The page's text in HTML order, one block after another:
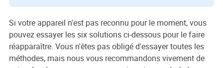
Si votre appareil n'est pas reconnu pour le moment, vous
pouvez essayer les six solutions ci-dessous pour le faire
réapparaître. Vous n'êtes pas obligé d'essayer toutes les
méthodes, mais nous vous recommandons vivement de